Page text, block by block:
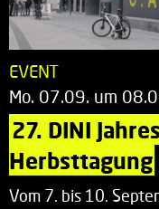
EVENT
Mo. 07.09. um
27. DINI
Herbsttagung
Vom 7. bis 10.